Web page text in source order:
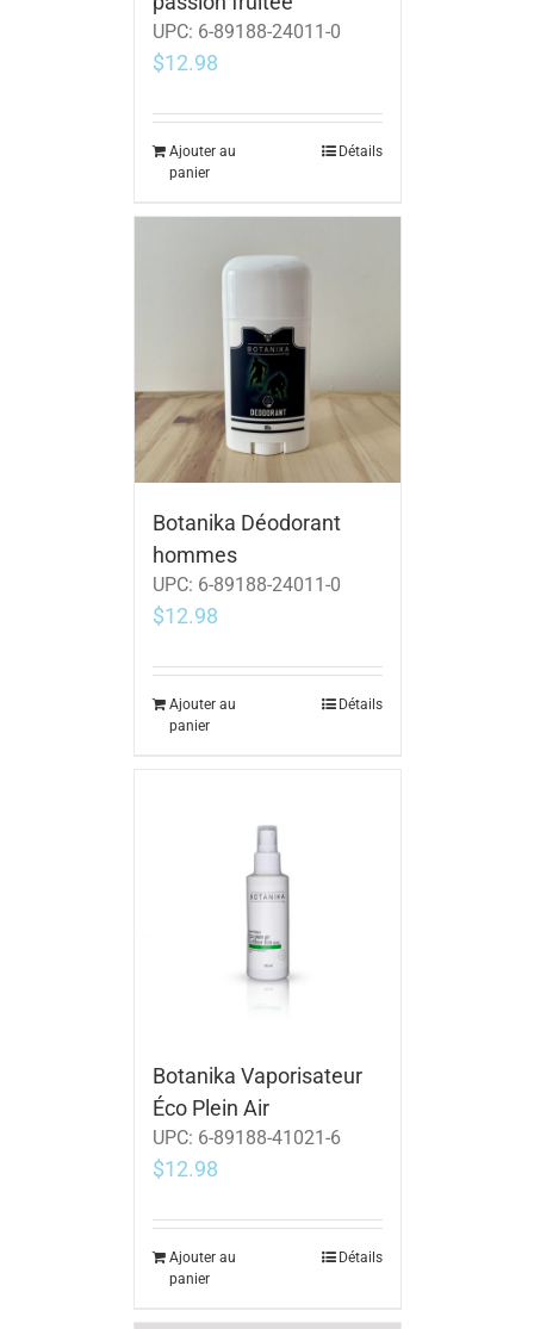
UPC: 6-89188-24011-0
$12.98
Ajouter au
panier
Détails
Botanika Déodorant
hommes
UPC: 6-89188-24011-0
$12.98
Ajouter au
panier
Détails
Botanika Vaporisateur
Éco Plein Air
UPC: 6-89188-41021-6
$12.98
Ajouter au
panier
Détails